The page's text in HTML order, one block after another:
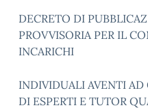
DECRETO DI
PROVVISORIA PER IL
INCARICHI
INDIVIDUALI AVENTI
DI ESPERTI E TUTOR